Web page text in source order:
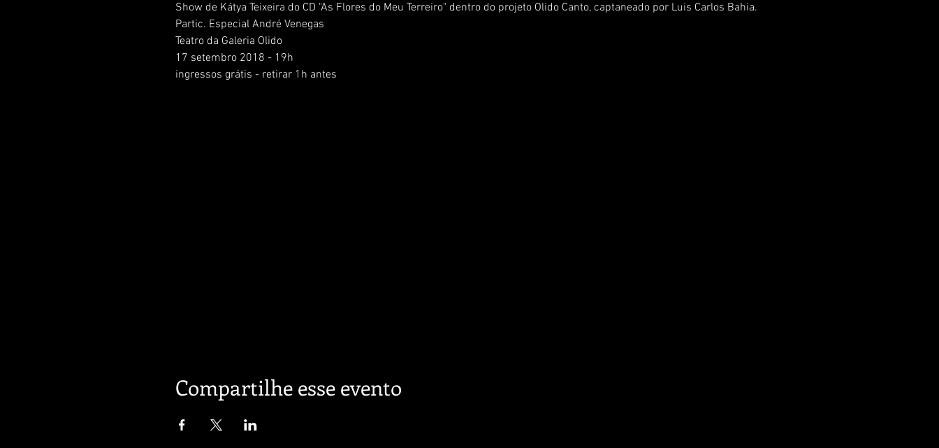
Show de Kátya Teixeira do CD "As Flores do Meu Terreiro" dentro do projeto Olido Canto, captaneado por Luis Carlos Bahia.
Partic. Especial André Venegas
Teatro da Galeria Olido
17 setembro 2018 - 19h
ingressos grátis - retirar 1h antes
Compartilhe esse evento